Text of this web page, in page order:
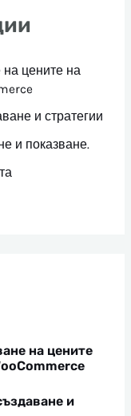
цените на
и стратегии
и показване.
на цените
и